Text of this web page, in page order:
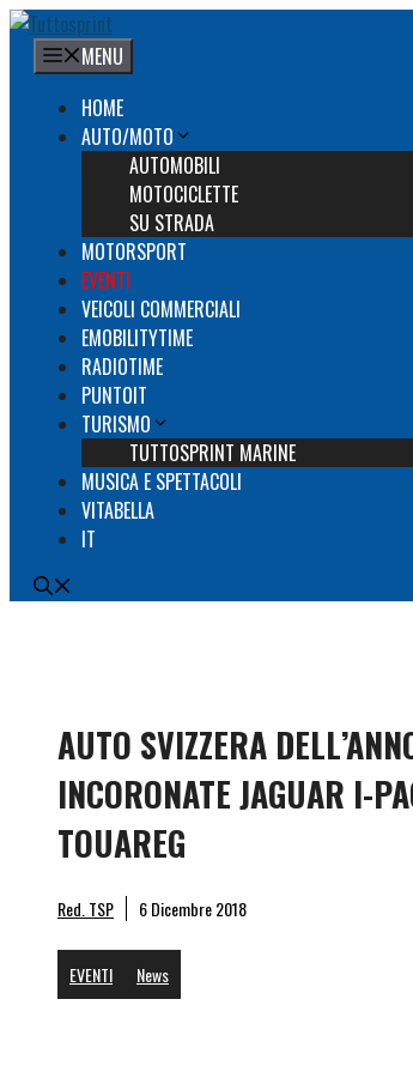
Vai
contenuto
MENU
HOME
AUTO/MOTO
AUTOMOBILI
MOTOCICLETTE
SU STRADA
MOTORSPORT
EVENTI
VEICOLI COMMERCIALI
EMOBILITYTIME
RADIOTIME
PUNTOIT
TURISMO
TUTTOSPRINT MARINE
MUSICA E SPETTACOLI
VITABELLA
IT
AUTO SVIZZERA
INCORONATE JAGUAR I-
TOUAREG
Red. TSP 6 Dicembre 2018
EVENTI News